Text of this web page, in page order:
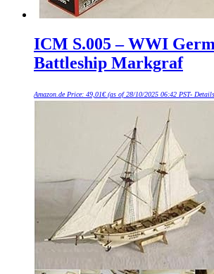
ICM S.005 – WWI
Battleship Markgraf
Amazon.de Price: 49,01€(as of 28/10/2025 06:42 PST- Details